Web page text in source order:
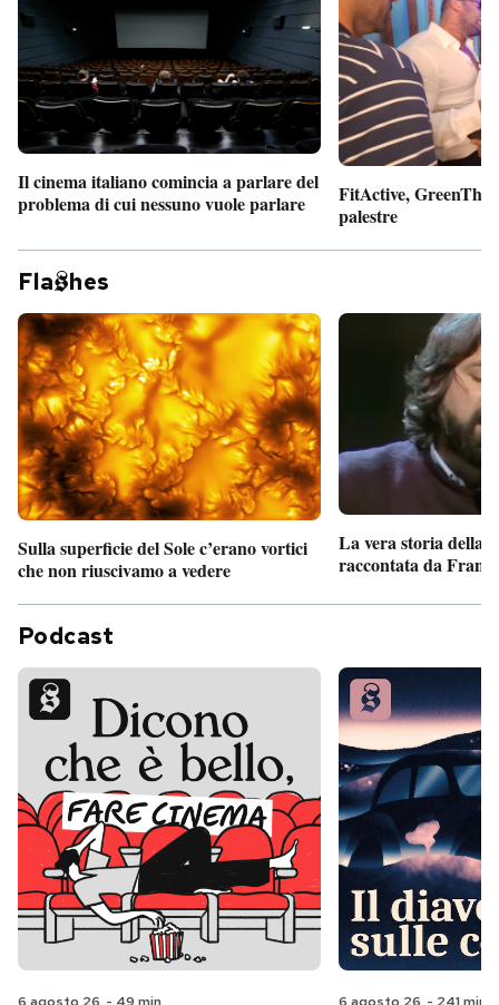
Il cinema italiano comincia a parlare del
problema di cui nessuno vuole parlare
FitActive,
palestre
Fla hes
Sulla superficie del Sole c’erano vortici
che non riuscivamo a vedere
La vera storia della
raccontata da
Podcast